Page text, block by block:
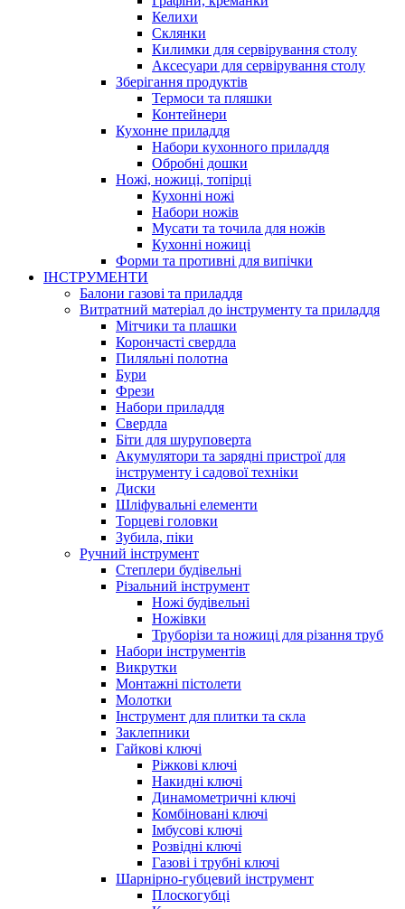
Келихи
Склянки
Килимки для сервірування столу
Аксесуари для сервірування столу
Зберігання продуктів
Термоси та пляшки
Контейнери
Кухонне приладдя
Набори кухонного приладдя
Обробні дошки
Ножі, ножиці, топірці
Кухонні ножі
Набори ножів
Мусати та точила для ножів
Кухонні ножиці
Форми та противні для випічки
ІНСТРУМЕНТИ
Балони газові та приладдя
Витратний матеріал до інструменту та приладдя
Мітчики та плашки
Корончасті свердла
Пиляльні полотна
Бури
Фрези
Набори приладдя
Свердла
Біти для шуруповерта
Акумулятори та зарядні пристрої для
інструменту і садової техніки
Диски
Шліфувальні елементи
Торцеві головки
Зубила, піки
Ручний інструмент
Степлери будівельні
Різальний інструмент
Ножі будівельні
Ножівки
Труборізи та ножиці для різання труб
Набори інструментів
Викрутки
Монтажні пістолети
Молотки
Інструмент для плитки та скла
Заклепники
Гайкові ключі
Ріжкові ключі
Накидні ключі
Динамометричні ключі
Комбіновані ключі
Імбусові ключі
Розвідні ключі
Газові і трубні ключі
Шарнірно-губцевий інструмент
Плоскогубцi